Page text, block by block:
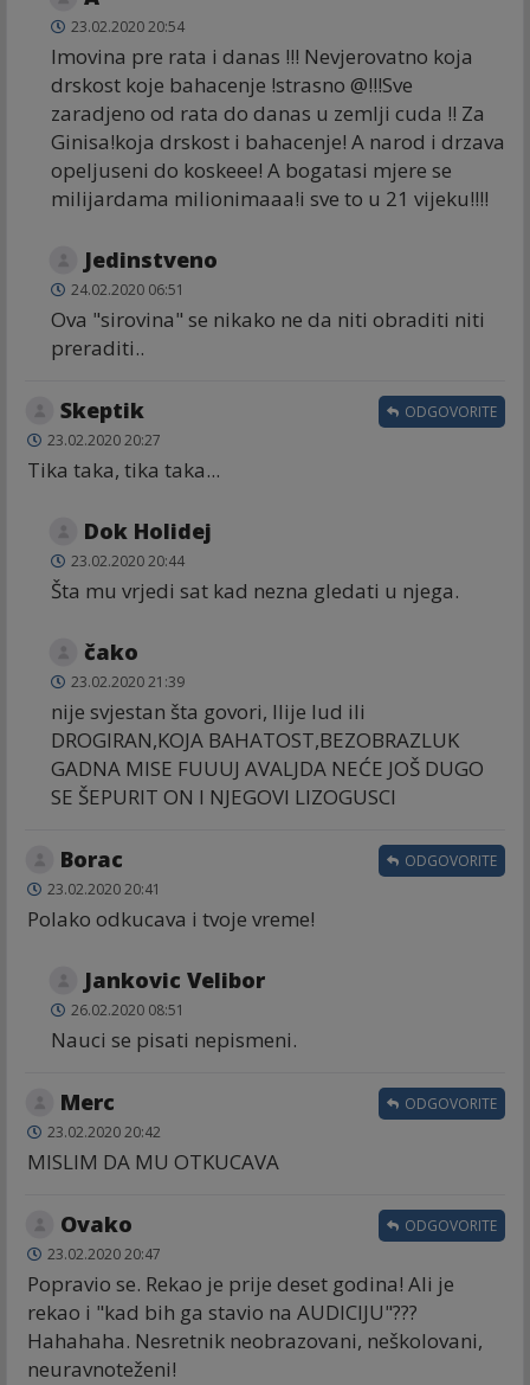
23.02.2020 20:54
Imovina pre rata i danas !!! Nevjerovatno koja
drskost koje bahacenje !strasno @!!!Sve
zaradjeno od rata do danas u zemlji cuda !! Za
Ginisa!koja drskost i bahacenje! A narod i drzava
opeljuseni do koskeee! A bogatasi mjere se
milijardama milionimaaa!i sve to u 21 vijeku!!!!
Jedinstveno
24.02.2020 06:51
Ova "sirovina" se nikako ne da niti obraditi niti
preraditi..
Skeptik
23.02.2020 20:27
Tika taka, tika taka...
ODGOVORITE
Dok Holidej
23.02.2020 20:44
Šta mu vrjedi sat kad nezna gledati u njega.
čako
23.02.2020 21:39
nije svjestan šta govori, Ilije lud ili
DROGIRAN,KOJA BAHATOST,BEZOBRAZLUK
GADNA MISE FUUUJ AVALJDA NEĆE JOŠ DUGO
SE ŠEPURIT ON I NJEGOVI LIZOGUSCI
Borac
23.02.2020 20:41
Polako odkucava i tvoje vreme!
ODGOVORITE
Jankovic Velibor
26.02.2020 08:51
Nauci se pisati nepismeni.
Merc
23.02.2020 20:42
MISLIM DA MU OTKUCAVA
ODGOVORITE
Ovako
23.02.2020 20:47
Popravio se. Rekao je prije deset godina! Ali je
rekao i "kad bih ga stavio na AUDICIJU"???
Hahahaha. Nesretnik neobrazovani, neškolovani,
neuravnoteženi!
ODGOVORITE